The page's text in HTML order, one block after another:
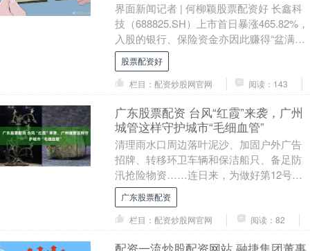
界面新闻记者 | 何柳颖股票配资好 长鑫科
技（688825.SH）上市首日暴涨465.82%，
入股的银行、保险资金亦因此赚得“盆满钵
满”。 7月27日，长鑫科技....
股票配资好
栏目：配资炒股网官网
阅读：143
广东股票配资 台风“红霞”来袭，广州
城管这样守护城市“毛细血管”
清理雨水口周边落叶泥沙、加固户外广告
招牌、转移环卫车辆和保洁船只、备足防
汛抢险物资……连日来，为做好第12号台
风“红霞”防御保障工作，广州城管系统围绕
“雨前排险....
广东股票配资
栏目：配资炒股网官网
阅读：82